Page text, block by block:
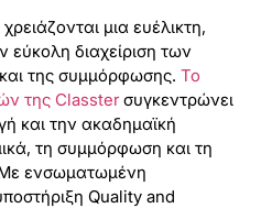
μια ευέλικτη,
διαχείριση των
της συμμόρφωσης. Το
της Classterσυγκεντρώνει
και την ακαδημαϊκή
τη συμμόρφωση και τη
ενσωματωμένη
Quality and